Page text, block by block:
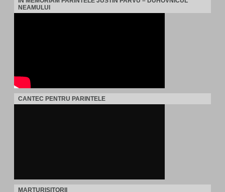
NEAMULUI
CANTEC PENTRU PARINTELE
MARTURISITORII